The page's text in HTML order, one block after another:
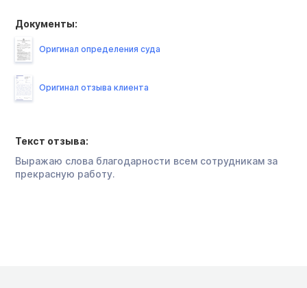
Текст отзыва:
Выражаю слова благодарности всем сотрудникам за
прекрасную работу.
Документы:
Оригинал определения суда
Оригинал отзыва клиента